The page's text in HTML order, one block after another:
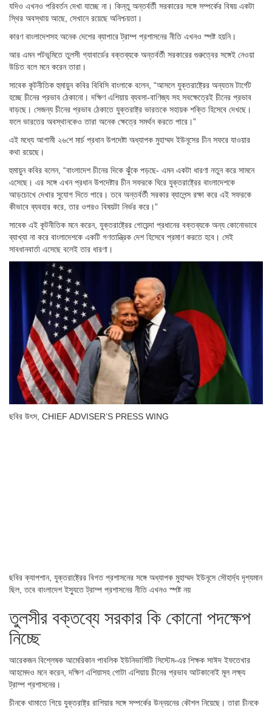
যদিও এখনও পরিবর্তন দেখা যাচ্ছে না। কিন্তু অন্তর্বর্তী সরকারের সঙ্গে সম্পর্কের বিষয় একটা
স্থির অবস্থায় আছে, সেখানে রয়েছে অনিশ্চয়তা।
কারণ বাংলাদেশসহ অনেক দেশের ব্যাপারে ট্রাম্প প্রশাসনের নীতি এখনও স্পষ্ট হয়নি।
আর এমন পটভূমিতে তুলসী গ্যাবার্ডের বক্তব্যকে অন্তর্বর্তী সরকারের গুরুত্বের সঙ্গেই নেওয়া
উচিত বলে মনে করেন তারা।
সাবেক কূটনীতিক হুমায়ুন কবির বিবিসি বাংলাকে বলেন, “আসলে যুক্তরাষ্ট্রের অন্যতম টার্গেট
হচ্ছে চীনের প্রভাব ঠেকানো। দক্ষিণ এশিয়ায় ব্যবসা-বাণিজ্য সহ সবক্ষেত্রেই চীনের প্রভাব
বাড়ছে। সেজন্য চীনের প্রভাব ঠেকাতে যুক্তরাষ্ট্র ভারতকে সহায়ক শক্তি হিসেবে দেখছে।
ফলে ভারতের অবস্থানকেও তারা অনেক ক্ষেত্রে সমর্থন করতে পারে।”
এই মধ্যে আগামী ২৬শে মার্চ প্রধান উপদেষ্টা অধ্যাপক মুহাম্মদ ইউনূসের চীন সফরে যাওয়ার
কথা রয়েছে।
হুমায়ুন কবির বলেন, “বাংলাদেশ চীনের দিকে ঝুঁকে পড়ছে- এমন একটা ধারণা নতুন করে সামনে
এসেছে। এর সঙ্গে এখন প্রধান উপদেষ্টার চীন সফরকে ঘিরে যুক্তরাষ্ট্রের বাংলাদেশকে
আড়চোখে দেখার সুযোগ দিতে পারে। তবে অন্তর্বর্তী সরকার ব্যালেন্স রক্ষা করে এই সফরকে
কীভাবে ব্যবহার করে, তার ওপরও বিষয়টা নির্ভর করে।”
সাবেক এই কূটনীতিক মনে করেন, যুক্তরাষ্ট্রের গোয়েন্দা প্রধানের বক্তব্যকে অন্য কোনোভাবে
ব্যাখ্যা না করে বাংলাদেশকে একটি গণতান্ত্রিক দেশ হিসেবে প্রমাণ করতে হবে। সেই
সাবধানবার্তা এসেছে বলেই তার ধারণা।
ছবির উৎস, CHIEF ADVISER’S PRESS WING
ছবির ক্যাপশান, যুক্তরাষ্ট্রের বিগত প্রশাসনের সঙ্গে অধ্যাপক মুহাম্মদ ইউনূসে সৌহার্দ্য দৃশ্যমান
ছিল, তবে বাংলাদেশ ইস্যুতে ট্রাম্প প্রশাসনের নীতি এখনও স্পষ্ট নয়
তুলসীর বক্তব্যে সরকার কি কোনো পদক্ষেপ
নিচ্ছে
আরেকজন বিশ্লেষক আমেরিকান পাবলিক ইউনিভার্সিটি সিস্টেম-এর শিক্ষক সাঈদ ইফতেখার
আহমেদও মনে করেন, দক্ষিণ এশিয়াসহ গোটা এশিয়ায় চীনের প্রভাব আটকানোই মূল লক্ষ্য
ট্রাম্প প্রশাসনের।
চীনকে থামাতে গিয়ে যুক্তরাষ্ট্র রাশিয়ার সঙ্গে সম্পর্কের উন্নয়নের কৌশল নিয়েছে। তারা চীনকে